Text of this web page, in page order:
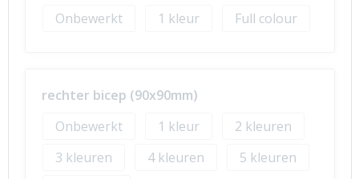
Onbewerkt 1 Full colour
rechter bicep (90x90mm)
Onbewerkt
1
2
3
4
5